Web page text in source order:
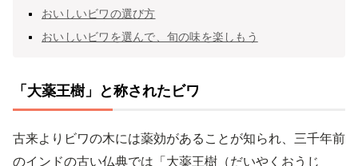
おいしいビワの選び方
おいしいビワを選んで、旬の味を楽しもう
「大薬王樹」と称されたビワ
古来よりビワの木には薬効があることが知られ、三千年前
のインドの古い仏典では「大薬王樹（だいやくおうじ